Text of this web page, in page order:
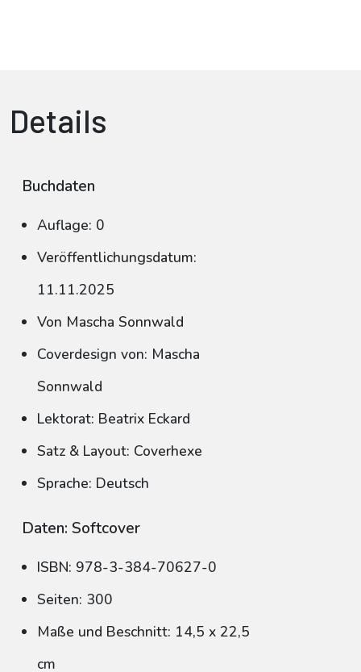
Details
Buchdaten
Auflage: 0
Veröffentlichungsdatum:
11.11.2025
Von Mascha Sonnwald
Coverdesign von: Mascha
Sonnwald
Lektorat: Beatrix Eckard
Satz & Layout: Coverhexe
Sprache: Deutsch
Daten: Softcover
ISBN: 978-3-384-70627-0
Seiten: 300
Maße und Beschnitt: 14,5 x 22,5
cm